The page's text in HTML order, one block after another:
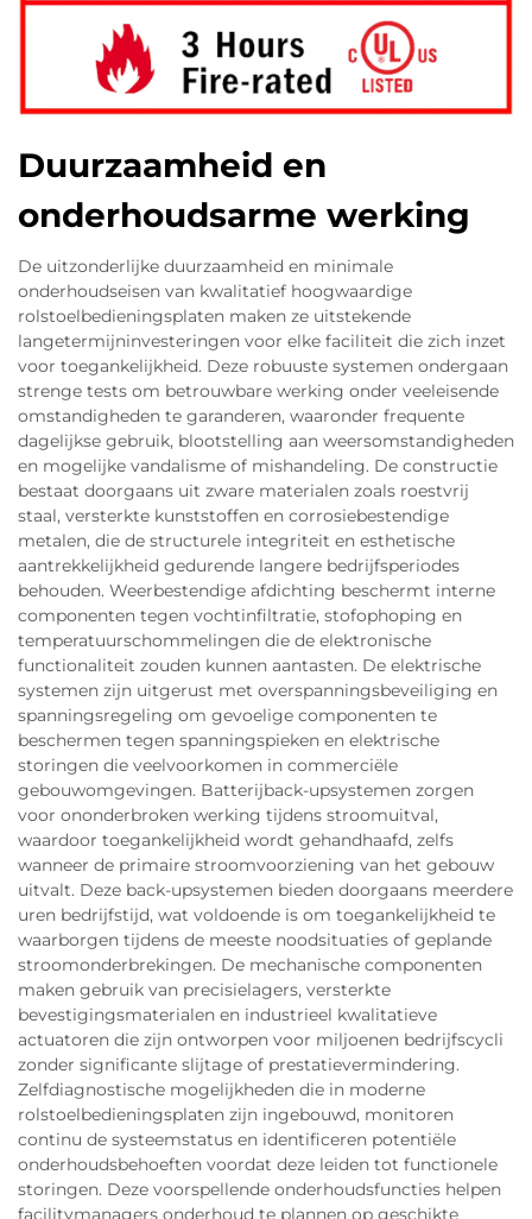
Duurzaamheid en
onderhoudsarme werking
De uitzonderlijke duurzaamheid en minimale
onderhoudseisen van kwalitatief hoogwaardige
rolstoelbedieningsplaten maken ze uitstekende
langetermijninvesteringen voor elke faciliteit die zich inzet
voor toegankelijkheid. Deze robuuste systemen ondergaan
strenge tests om betrouwbare werking onder veeleisende
omstandigheden te garanderen, waaronder frequente
dagelijkse gebruik, blootstelling aan weersomstandigheden
en mogelijke vandalisme of mishandeling. De constructie
bestaat doorgaans uit zware materialen zoals roestvrij
staal, versterkte kunststoffen en corrosiebestendige
metalen, die de structurele integriteit en esthetische
aantrekkelijkheid gedurende langere bedrijfsperiodes
behouden. Weerbestendige afdichting beschermt interne
componenten tegen vochtinfiltratie, stofophoping en
temperatuurschommelingen die de elektronische
functionaliteit zouden kunnen aantasten. De elektrische
systemen zijn uitgerust met overspanningsbeveiliging en
spanningsregeling om gevoelige componenten te
beschermen tegen spanningspieken en elektrische
storingen die veelvoorkomen in commerciële
gebouwomgevingen. Batterijback-upsystemen zorgen
voor ononderbroken werking tijdens stroomuitval,
waardoor toegankelijkheid wordt gehandhaafd, zelfs
wanneer de primaire stroomvoorziening van het gebouw
uitvalt. Deze back-upsystemen bieden doorgaans meerdere
uren bedrijfstijd, wat voldoende is om toegankelijkheid te
waarborgen tijdens de meeste noodsituaties of geplande
stroomonderbrekingen. De mechanische componenten
maken gebruik van precisielagers, versterkte
bevestigingsmaterialen en industrieel kwalitatieve
actuatoren die zijn ontworpen voor miljoenen bedrijfscycli
zonder significante slijtage of prestatievermindering.
Zelfdiagnostische mogelijkheden die in moderne
rolstoelbedieningsplaten zijn ingebouwd, monitoren
continu de systeemstatus en identificeren potentiële
onderhoudsbehoeften voordat deze leiden tot functionele
storingen. Deze voorspellende onderhoudsfuncties helpen
facilitymanagers onderhoud te plannen op geschikte